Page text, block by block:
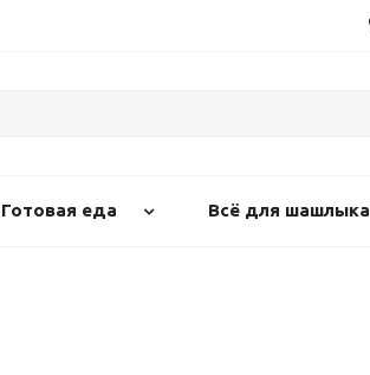
Готовая еда Всё для шашлыка